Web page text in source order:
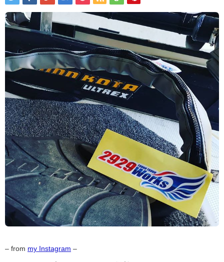
– from my Instagram –